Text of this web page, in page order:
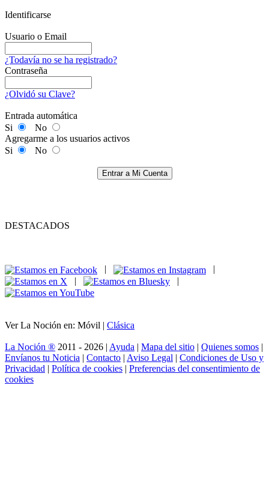
Identificarse
Usuario o Email
¿Todavía no se ha registrado?
Contraseña
¿Olvidó su Clave?
Entrada automática
Si
No
Agregarme a los usuarios activos
Si
No
Entrar a Mi Cuenta
DESTACADOS
|
|
Ver La Noción en: Móvil | Clásica
La Noción ® 2011 - 2026 | Ayuda | Mapa del sitio | Quienes somos |
Envíanos tu Noticia | Contacto | Aviso Legal | Condiciones de Uso y
Privacidad | Política de cookies | Preferencias del consentimiento de
cookies